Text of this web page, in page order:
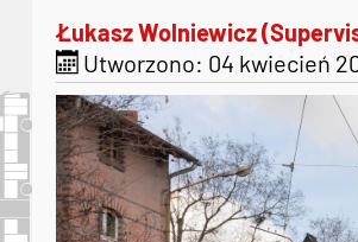
Łukasz Wolniewicz
Utworzono: 04 kwiecień